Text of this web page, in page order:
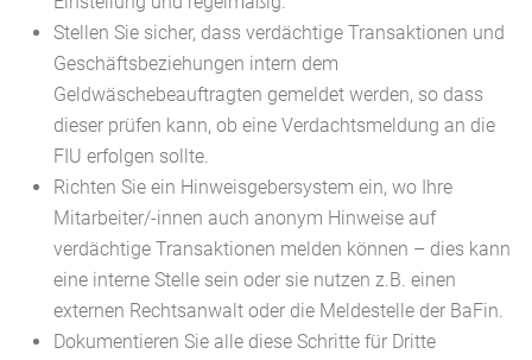
Stellen Sie sicher, dass verdächtige Transaktionen und
Geschäftsbeziehungen intern dem
Geldwäschebeauftragten gemeldet werden, so dass
dieser prüfen kann, ob eine Verdachtsmeldung an die
FIU erfolgen sollte.
Richten Sie ein Hinweisgebersystem ein, wo Ihre
Mitarbeiter/-innen auch anonym Hinweise auf
verdächtige Transaktionen melden können – dies kann
eine interne Stelle sein oder sie nutzen z.B. einen
externen Rechtsanwalt oder die Meldestelle der BaFin.
Dokumentieren Sie alle diese Schritte für Dritte